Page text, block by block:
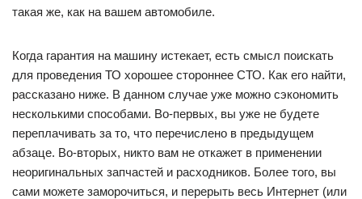
такая же, как на вашем автомобиле.
Когда гарантия на машину истекает, есть смысл поискать
для проведения ТО хорошее стороннее СТО. Как его найти,
рассказано ниже. В данном случае уже можно сэкономить
несколькими способами. Во-первых, вы уже не будете
переплачивать за то, что перечислено в предыдущем
абзаце. Во-вторых, никто вам не откажет в применении
неоригинальных запчастей и расходников. Более того, вы
сами можете заморочиться, и перерыть весь Интернет (или